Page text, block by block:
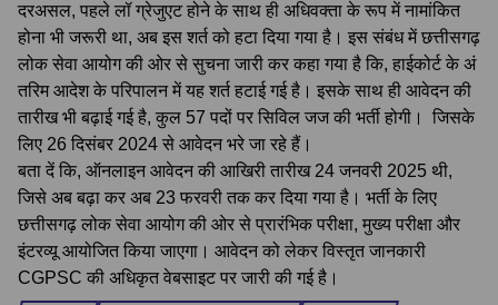
दरअसल, पहले लॉ ग्रेजुएट होने के साथ ही अधिवक्ता के रूप में नामांकित
होना भी जरूरी था, अब इस शर्त को हटा दिया गया है। इस संबंध में छत्तीसगढ़
लोक सेवा आयोग की ओर से सुचना जारी कर कहा गया है कि, हाईकोर्ट के अं​
तरिम आदेश के परिपालन में यह शर्त हटाई गई है। इसके साथ ही आवेदन की
तारीख भी बढ़ाई गई है, कुल 57 पदों पर सिविल जज की भर्ती होगी। जिसके
लिए 26 दिसंबर 2024 से आवेदन भरे जा रहे हैं।
बता दें कि, ऑनलाइन आवेदन की ​आखिरी तारीख 24 जनवरी 2025 थी,
जिसे अब बढ़ा कर अब 23 फरवरी तक कर दिया गया है। भर्ती के लिए
छत्तीसगढ़ लोक सेवा आयोग की ओर से प्रारंभिक परीक्षा, मुख्य परीक्षा और
इंटरव्यू आयोजित किया जाएगा। आवेदन को लेकर विस्तृत जानकारी
CGPSC की अधिकृत वेबसाइट पर जारी की गई है।